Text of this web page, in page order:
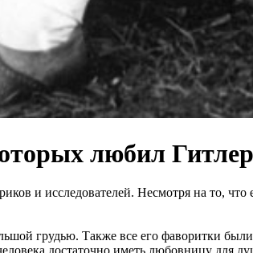
любил Гитлер
и исследователей. Несмотря на то,
грудью. Также все его фаворитки